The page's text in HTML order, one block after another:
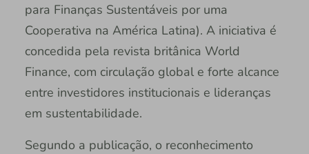
para Finanças Sustentáveis por uma
Cooperativa na América Latina). A iniciativa é
concedida pela revista britânica World
Finance, com circulação global e forte alcance
entre investidores institucionais e lideranças
em sustentabilidade.
Segundo a publicação, o reconhecimento